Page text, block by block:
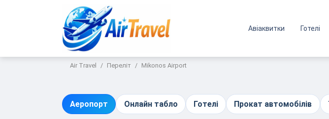
Авіаквитки Готелі
Air Travel Переліт Mikonos Airport
Аеропорт Онлайн табло Готелі Прокат автомобілів